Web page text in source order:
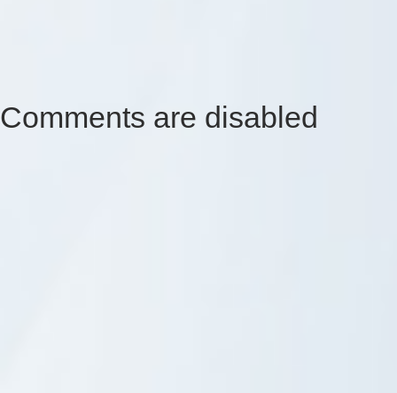
Comments are disabled